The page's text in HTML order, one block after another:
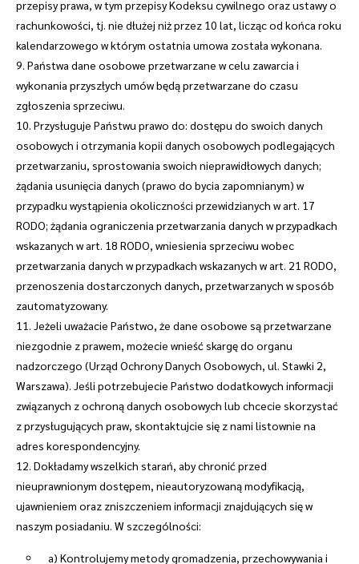
przepisy prawa, w tym przepisy Kodeksu cywilnego oraz ustawy o
rachunkowości, tj. nie dłużej niż przez 10 lat, licząc od końca roku
kalendarzowego w którym ostatnia umowa została wykonana.
9. Państwa dane osobowe przetwarzane w celu zawarcia i
wykonania przyszłych umów będą przetwarzane do czasu
zgłoszenia sprzeciwu.
10. Przysługuje Państwu prawo do: dostępu do swoich danych
osobowych i otrzymania kopii danych osobowych podlegających
przetwarzaniu, sprostowania swoich nieprawidłowych danych;
żądania usunięcia danych (prawo do bycia zapomnianym) w
przypadku wystąpienia okoliczności przewidzianych w art. 17
RODO; żądania ograniczenia przetwarzania danych w przypadkach
wskazanych w art. 18 RODO, wniesienia sprzeciwu wobec
przetwarzania danych w przypadkach wskazanych w art. 21 RODO,
przenoszenia dostarczonych danych, przetwarzanych w sposób
zautomatyzowany.
11. Jeżeli uważacie Państwo, że dane osobowe są przetwarzane
niezgodnie z prawem, możecie wnieść skargę do organu
nadzorczego (Urząd Ochrony Danych Osobowych, ul. Stawki 2,
Warszawa). Jeśli potrzebujecie Państwo dodatkowych informacji
związanych z ochroną danych osobowych lub chcecie skorzystać
z przysługujących praw, skontaktujcie się z nami listownie na
adres korespondencyjny.
12. Dokładamy wszelkich starań, aby chronić przed
nieuprawnionym dostępem, nieautoryzowaną modyfikacją,
ujawnieniem oraz zniszczeniem informacji znajdujących się w
naszym posiadaniu. W szczególności:
a) Kontrolujemy metody gromadzenia, przechowywania i